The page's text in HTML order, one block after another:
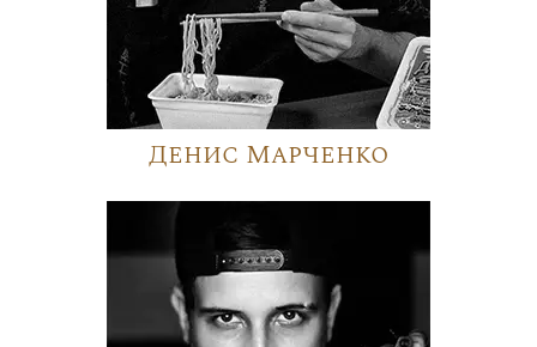
Денис Марченко